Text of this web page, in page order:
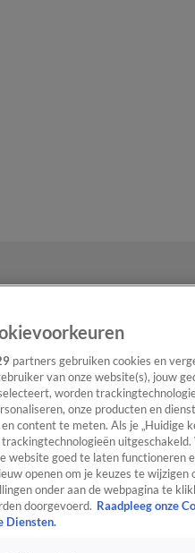
partners gebruiken cookies en
van onze website(s), jouw
worden
onze producten en
content te meten. Als je „Huidige
website goed te laten functioneren
openen om je keuzes te
onder aan de webpagina te
doorgevoerd. Raadpleeg onze
Diensten.